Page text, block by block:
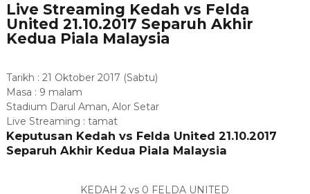
Live Streaming Kedah vs Felda
United 21.10.2017 Separuh Akhir
Kedua Piala Malaysia
Tarikh : 21 Oktober 2017 (Sabtu)
Masa : 9 malam
Stadium Darul Aman, Alor Setar
Live Streaming : tamat
Keputusan Kedah vs Felda United 21.10.2017
Separuh Akhir Kedua Piala Malaysia
KEDAH 2 vs 0 FELDA UNITED